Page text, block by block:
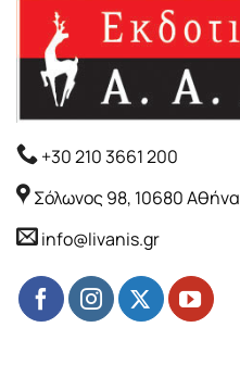
+30 210 3661 200
Σόλωνος 98, 10680 Αθήνα
info@livanis.gr